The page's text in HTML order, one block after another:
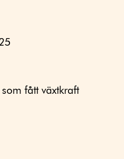
fått växtkraft